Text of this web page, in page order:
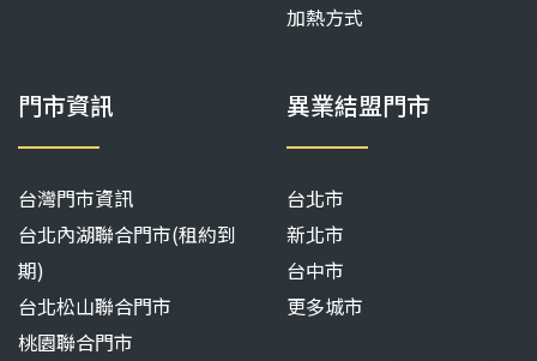
加熱方式
門市資訊
台灣門市資訊
台北內湖聯合門市(租約到
期)
台北松山聯合門市
桃園聯合門市
異業結盟門市
台北市
新北市
台中市
更多城市